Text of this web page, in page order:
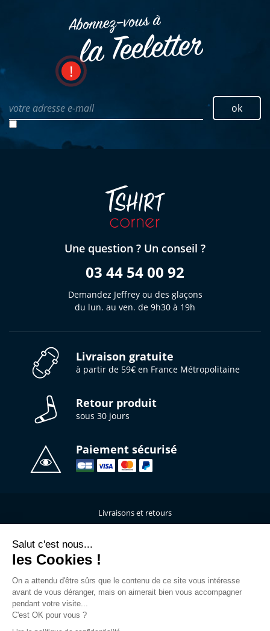
Abonnez–vous à
la Teeletter
votre adresse e-mail ok
Une question ? Un conseil ?
03 44 54 00 92
Demandez Jeffrey ou des glaçons
du lun. au ven. de 9h30 à 19h
Livraison gratuite
à partir de 59€ en France Métropolitaine
Retour produit
sous 30 jours
Paiement sécurisé
Livraisons et retours
Qui sommes-nous ?
C.G.V
Salut c'est nous...
les Cookies !
On a attendu d'être sûrs que le contenu de ce site vous intéresse
avant de vous déranger, mais on aimerait bien vous accompagner
pendant votre visite...
C'est OK pour vous ?